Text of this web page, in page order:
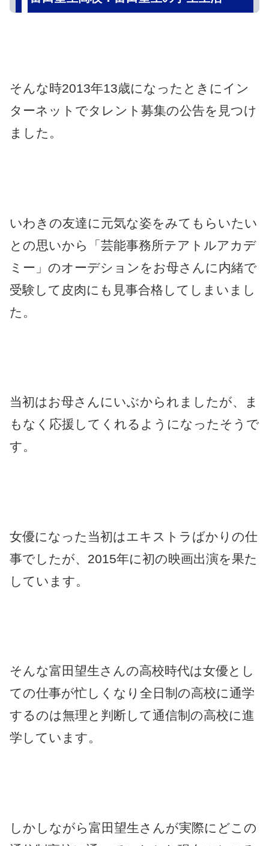
そんな時2013年13歳になったときにイン
ターネットでタレント募集の公告を見つけ
ました。
いわきの友達に元気な姿をみてもらいたい
との思いから「芸能事務所テアトルアカデ
ミー」のオーデションをお母さんに内緒で
受験して皮肉にも見事合格してしまいまし
た。
当初はお母さんにいぶかられましたが、ま
もなく応援してくれるようになったそうで
す。
女優になった当初はエキストラばかりの仕
事でしたが、2015年に初の映画出演を果た
しています。
そんな富田望生さんの高校時代は女優とし
ての仕事が忙しくなり全日制の高校に通学
するのは無理と判断して通信制の高校に進
学しています。
しかしながら富田望生さんが実際にどこの